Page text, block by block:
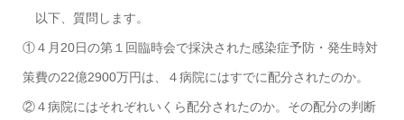
以下、質問します。
①４月20日の第１回臨時会で採決された感染症予防・発生時対
策費の22億2900万円は、４病院にはすでに配分されたのか。
②４病院にはそれぞれいくら配分されたのか。その配分の判断